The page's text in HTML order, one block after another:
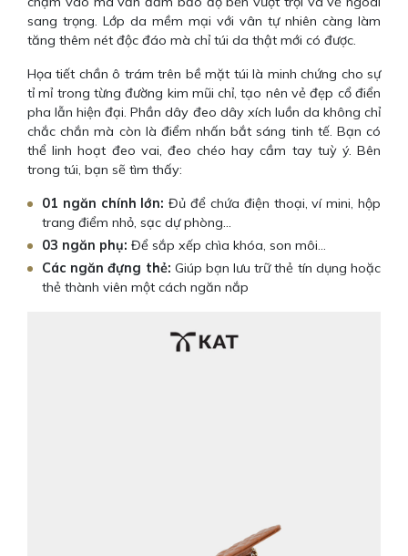
sang trọng. Lớp da mềm mại với vân tự nhiên càng làm
tăng thêm nét độc đáo mà chỉ túi da thật mới có được.
Họa tiết chần ô trám trên bề mặt túi là minh chứng cho sự
tỉ mỉ trong từng đường kim mũi chỉ, tạo nên vẻ đẹp cổ điển
pha lẫn hiện đại. Phần dây đeo dây xích luồn da không chỉ
chắc chắn mà còn là điểm nhấn bắt sáng tinh tế. Bạn có
thể linh hoạt đeo vai, đeo chéo hay cầm tay tuỳ ý. Bên
trong túi, bạn sẽ tìm thấy:
01 ngăn chính lớn: Đủ để chứa điện thoại, ví mini, hộp
trang điểm nhỏ, sạc dự phòng…
03 ngăn phụ: Để sắp xếp chìa khóa, son môi…
Các ngăn đựng thẻ: Giúp bạn lưu trữ thẻ tín dụng hoặc
thẻ thành viên một cách ngăn nắp